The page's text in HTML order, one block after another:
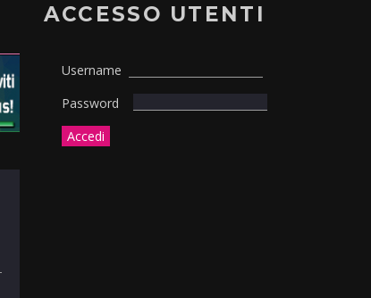
ACCESSO UTENTI
Username
Password